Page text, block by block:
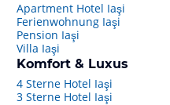
Apartment Hotel Iaşi
Ferienwohnung Iaşi
Pension Iaşi
Villa Iaşi
Komfort & Luxus
4 Sterne Hotel Iaşi
3 Sterne Hotel Iaşi